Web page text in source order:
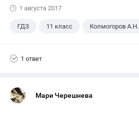
1 августа 2017
ГДЗ 11 класс Колмогоров А.Н.
1 ответ
Мари Черешнева